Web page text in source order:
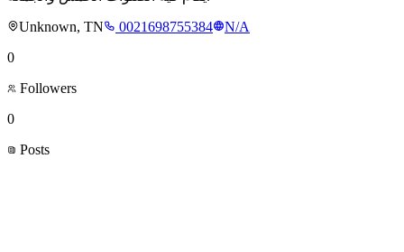
Unknown, TN
0021698755384
N/A
0
Followers
0
Posts